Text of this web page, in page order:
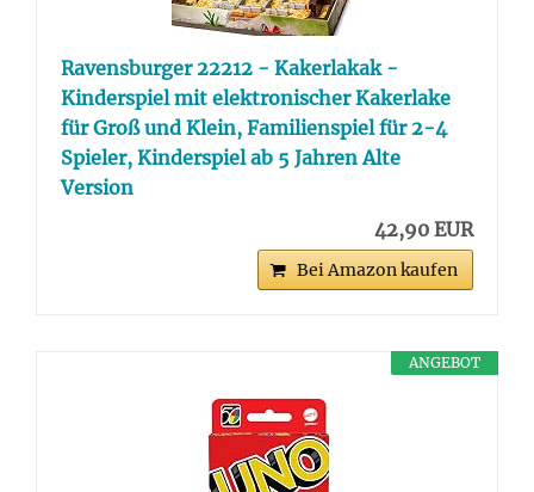
Ravensburger 22212 - Kakerlakak -
Kinderspiel mit elektronischer Kakerlake
für Groß und Klein, Familienspiel für 2-4
Spieler, Kinderspiel ab 5 Jahren Alte
Version
42,90 EUR
Bei Amazon kaufen
ANGEBOT